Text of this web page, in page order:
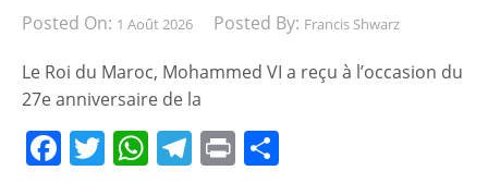
Posted On: 1 Août 2026 Posted By: Francis Shwarz
Le Roi du Maroc, Mohammed VI a reçu à l’occasion du
27e anniversaire de la
F T W T Pr